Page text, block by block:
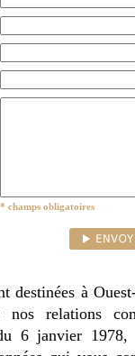
* champs obligatoires
destinées à
relations
6 janvier 1978,